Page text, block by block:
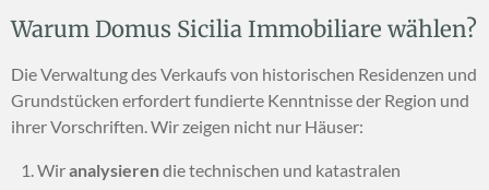
Warum Domus Sicilia Immobiliare wählen?
Die Verwaltung des Verkaufs von historischen Residenzen und
Grundstücken erfordert fundierte Kenntnisse der Region und
ihrer Vorschriften. Wir zeigen nicht nur Häuser:
Wiranalysierendie technischen und katastralen